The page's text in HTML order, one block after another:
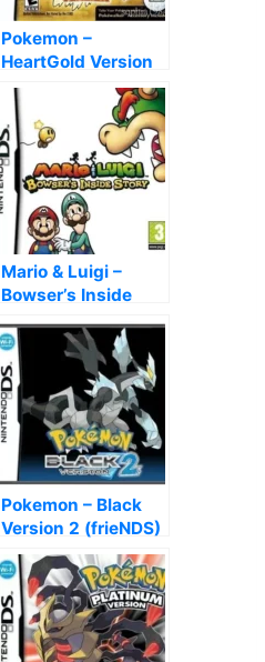
Pokemon –
HeartGold Version
Mario & Luigi –
Bowser’s Inside
Pokemon – Black
Version 2 (frieNDS)